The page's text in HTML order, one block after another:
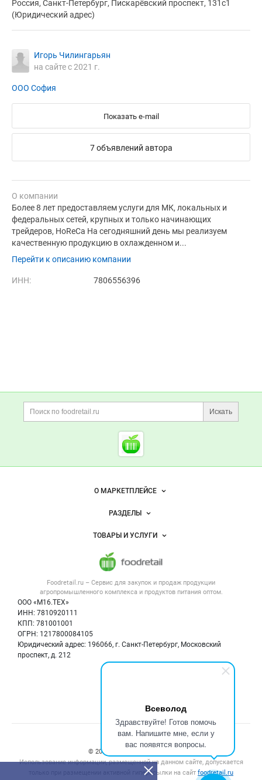
Всеволод
Здравствуйте! Готов помочь
вам. Напишите мне, если у
вас появятся вопросы.
Россия, Санкт-Петербург, Пискарёвский проспект, 131с1
(Юридический адрес)
Игорь Чилингарьян
на сайте с 2021 г.
ООО София
Показать e-mail
7 объявлений автора
О компании
Более 8 лет предоставляем услуги для МК, локальных и
федеральных сетей, крупных и только начинающих
трейдеров, HoReCa На сегодняшний день мы реализуем
качественную продукцию в охлажденном и...
Перейти к описанию компании
ИНН: 7806556396
Дополнительная информация
Поиск по сайту и
Искать
Cсылки на полезные
Foodretail.ru
— продукты
Важные разделы и контакты
Foodretail.ru – Сервис для закупок и продаж продукции
агропромышленного комплекса и продуктов питания оптом.
ООО «М16.ТЕХ»
ИНН: 7810920111
КПП: 781001001
ОГРН: 1217800084105
Юридический адрес: 196066, г. Санкт-Петербург, Московский
проспект, д. 212
Навигация по сайтуО МАРКЕТПЛЕЙСЕ
Размещение рекламы
Публичная оферта
Контактная информация
Политика обработки персональных данных
РАЗДЕЛЫ
Новости рынка
Вакансии
ТОВАРЫ И УСЛУГИ
Напитки, соки, вода
Услуги
Оборудование для пищепрома
Информация о компаниях
Счетчики, авторское право, логотипы
© 2008‑2026 ООО “М16.Тех”.
Использование информации, размещенной на данном сайте, допускается
только при размещении активной гиперссылки на сайт foodretail.ru